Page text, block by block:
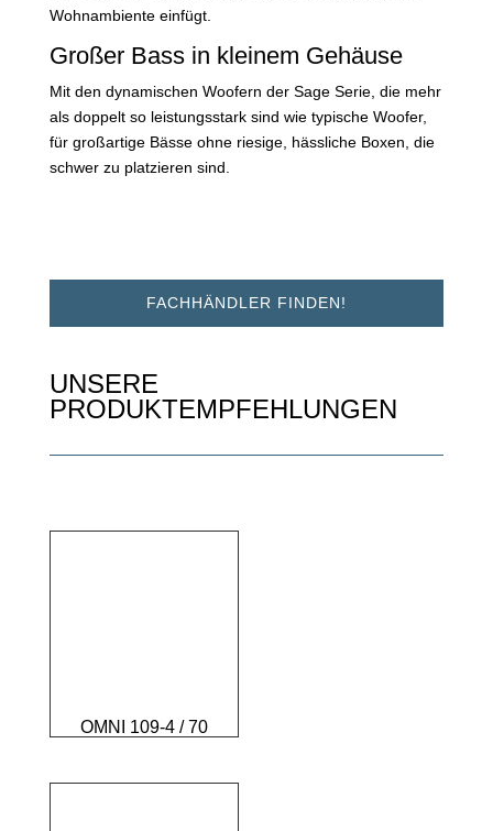
Wohnambiente einfügt.
Großer Bass in kleinem Gehäuse
Mit den dynamischen Woofern der Sage Serie, die mehr
als doppelt so leistungsstark sind wie typische Woofer,
für großartige Bässe ohne riesige, hässliche Boxen, die
schwer zu platzieren sind.
FACHHÄNDLER FINDEN!
UNSERE
PRODUKTEMPFEHLUNGEN
OMNI 109-4 / 70